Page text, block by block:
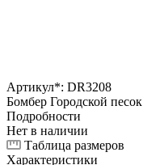
Артикул*: DR3208
Бомбер Городской песок
Подробности
Нет в наличии
Таблица размеров
Характеристики